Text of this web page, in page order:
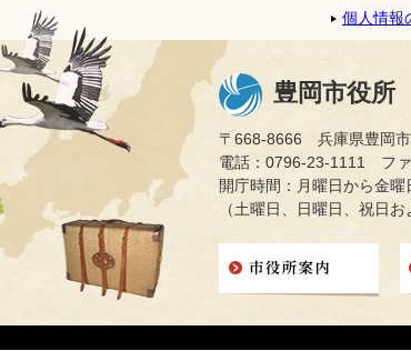
個人情報
豊岡市役所
〒668-8666 兵庫県豊岡
電話：0796-23-1111 フ
開庁時間：月曜日から金
（土曜日、日曜日、祝日